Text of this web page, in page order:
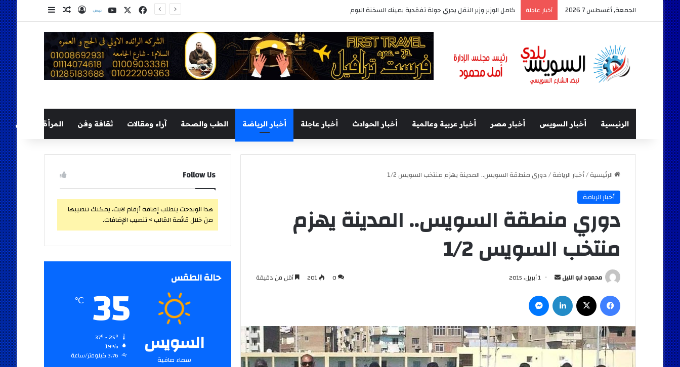
الجمعة, أغسطس 7 2026 أخبار عاجلة كامل الوزير وزير النقل يجري جولة تفقدية بميناء السخنة اليوم فيسبوك
‫X
‫YouTube
نلضتسجيل الدخول
مقال عشوائي
إضافة عمود
الرئيسية أخبار السويس أخبار مصر أخبار عربية وعالمية أخبار الحوادث أخبار عاجلة أخبار الرياضة الطب والصحة آراء ومقالات ثقافة وفن المرأة والطفل
الرئيسية/أخبار الرياضة/دوري منطقة السويس.. المدينة يهزم منتخب السويس 1/2
أخبار الرياضة
دوري منطقة السويس.. المدينة يهزم
منتخب السويس 1/2
محمود ابو الليل
أرسل
إلكترونيا
1 أبريل، 2015 0
201 أقل من دقيقة
فيسبوك لينكدإن
Follow Us
هذا الويدجت يتطلب إضافة أرقام لايت، يمكنك تنصيبها
من خلال قائمة القالب > تنصيب الإضافات.
حالة الطقس
السويس
سماء صافية
35
℃
19%
3.76 كيلومتر/ساعة